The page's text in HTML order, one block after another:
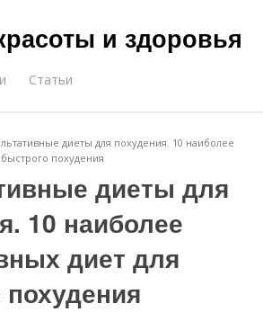
и здоровья
Статьи
диеты для похудения. 10 наиболее
похудения
диеты для
10 наиболее
диет для